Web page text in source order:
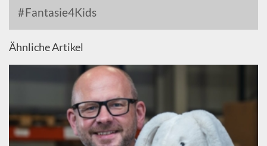
Fantasie4Kids
Ähnliche Artikel